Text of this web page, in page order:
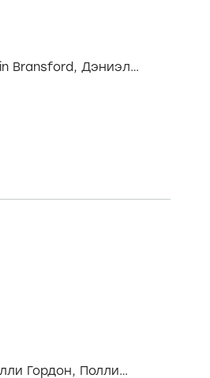
Bransford, Дэниэл
Гордон, Полли